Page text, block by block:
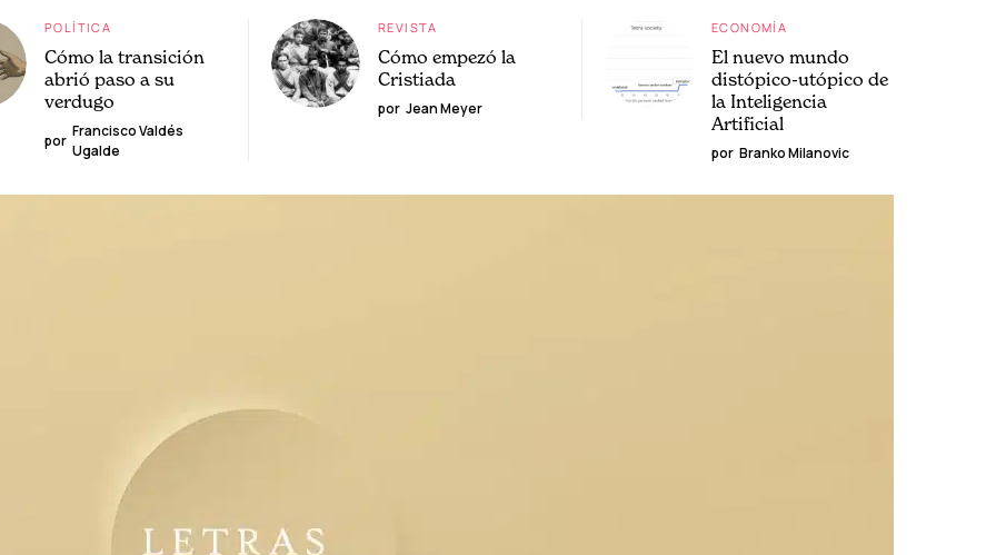
POLÍTICA
Cómo la transición
abrió paso a su
verdugo
por
Francisco Valdés
Ugalde
REVISTA
Cómo empezó la
Cristiada
por Jean Meyer
ECONOMÍA
El nuevo mundo
distópico-utópico de
la Inteligencia
Artificial
por Branko Milanovic